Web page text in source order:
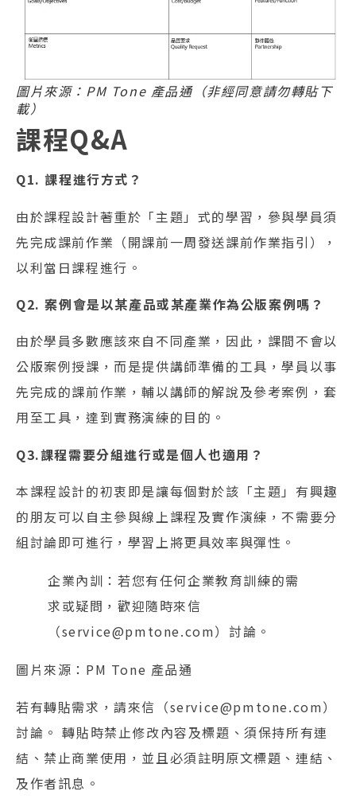
圖片來源：PM Tone 產品通（非經同意請勿轉貼下
載）
課程Q&A
Q1. 課程進行方式？
由於課程設計著重於「主題」式的學習，參與學員須
先完成課前作業（開課前一周發送課前作業指引），
以利當日課程進行。
Q2. 案例會是以某產品或某產業作為公版案例嗎？
由於學員多數應該來自不同產業，因此，課間不會以
公版案例授課，而是提供講師準備的工具，學員以事
先完成的課前作業，輔以講師的解說及參考案例，套
用至工具，達到實務演練的目的。
Q3.課程需要分組進行或是個人也適用？
本課程設計的初衷即是讓每個對於該「主題」有興趣
的朋友可以自主參與線上課程及實作演練，不需要分
組討論即可進行，學習上將更具效率與彈性。
企業內訓：若您有任何企業教育訓練的需
求或疑問，歡迎隨時來信
（service@pmtone.com）討論。
圖片來源：PM Tone 產品通
若有轉貼需求，請來信（service@pmtone.com）
討論。 轉貼時禁止修改內容及標題、須保持所有連
結、禁止商業使用，並且必須註明原文標題、連結、
及作者訊息。